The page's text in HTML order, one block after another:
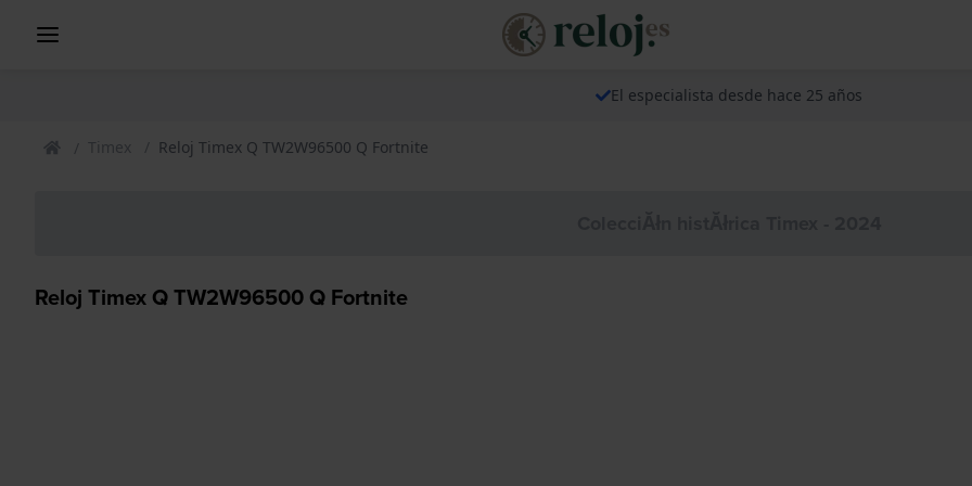
El especialista desde hace 25 años
Timex Reloj Timex Q TW2W96500 Q Fortnite
Reloj Timex Q TW2W96500 Q Fortnite